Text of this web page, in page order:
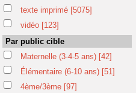
texte imprimé [5075]
vidéo [123]
Par public cible
Maternelle (3-4-5 ans) [42]
Élémentaire (6-10 ans) [51]
4ème/3ème [97]